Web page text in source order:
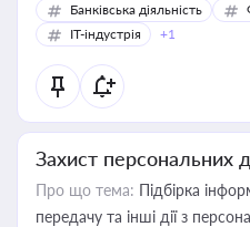
Банківська діяльність
IT-індустрія
+1
Захист персональних
Про що тема: Підбірка
передачу та інші дії з